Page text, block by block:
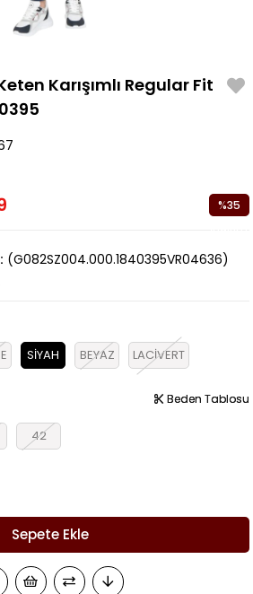
Karışımlı Regular Fit
%35
(G082SZ004.000.1840395VR04636)
SİYAH BEYAZ LACİVERT
42
Beden Tablosu
Beden Tablosu